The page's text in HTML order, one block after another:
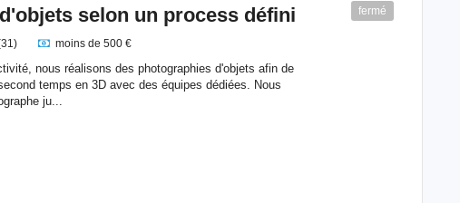
selon un process défini
moins de 500 €
nous réalisons des photographies d'objets afin de
temps en 3D avec des équipes dédiées. Nous
ju...
fermé